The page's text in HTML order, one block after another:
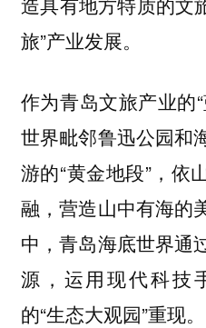
旅”产业发展。
作为青岛文旅产业的
世界毗邻鲁迅公园和
游的“黄金地段”，依
融，营造山中有海的
中，青岛海底世界通
源，运用现代科技
的“生态大观园”重现。